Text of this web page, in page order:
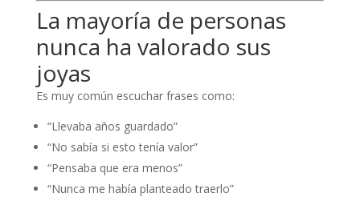
La mayoría de personas
nunca ha valorado sus
joyas
Es muy común escuchar frases como:
“Llevaba años guardado”
“No sabía si esto tenía valor”
“Pensaba que era menos”
“Nunca me había planteado traerlo”